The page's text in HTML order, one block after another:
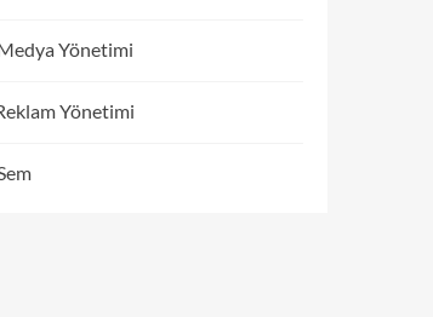
Yönetimi
Yönetimi